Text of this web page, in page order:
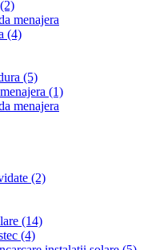
(2)
menajera
(4)
(5)
(1)
menajera
(2)
(14)
(4)